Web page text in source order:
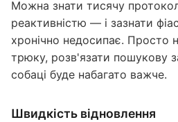
Можна знати тисячу
реактивністю — і зазнати
хронічно недосипає. Просто
трюку, розв'язати пошукову
собаці буде набагато важче.
Швидкість відновлення